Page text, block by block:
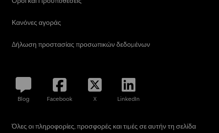
Κανόνες αγοράς
Δήλωση προστασίας προσωπικών δεδομένων
Blog Facebook X LinkedIn
Όλες οι πληροφορίες, προσφορές και τιμές σε αυτήν τη σελίδα